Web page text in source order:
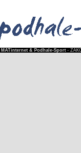
MATinternet & Podhale-Sport-